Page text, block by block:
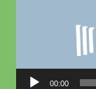
Audio-
00:00